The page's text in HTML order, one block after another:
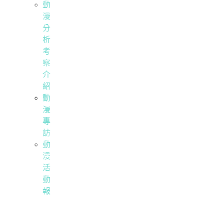
動
漫
分
析
考
察
介
紹
動
漫
專
訪
動
漫
活
動
報